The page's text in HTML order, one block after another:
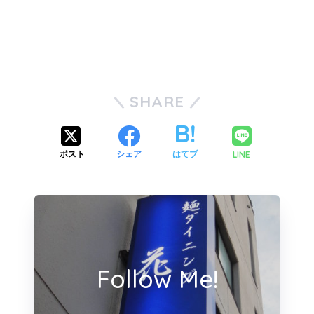
SHARE
ポスト シェア はてブ LINE
Follow Me!